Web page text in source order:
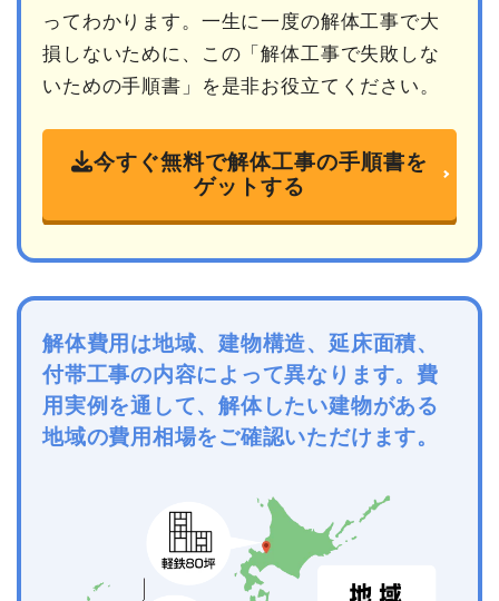
ってわかります。一生に一度の解体工事で大
損しないために、この「解体工事で失敗しな
いための手順書」を是非お役立てください。
今すぐ無料で解体工事の手順書を
ゲットする
解体費用は地域、建物構造、延床面積、
付帯工事の内容によって異なります。費
用実例を通して、解体したい建物がある
地域の費用相場をご確認いただけます。